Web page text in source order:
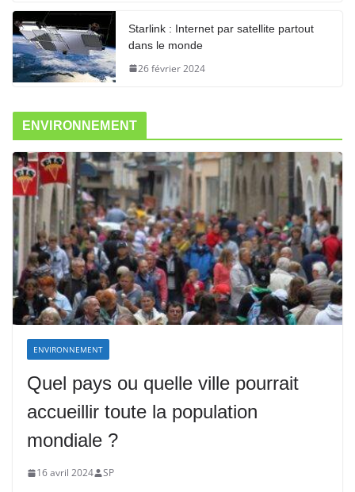
Starlink : Internet par satellite partout
dans le monde
26 février 2024
ENVIRONNEMENT
ENVIRONNEMENT
Quel pays ou quelle ville pourrait
accueillir toute la population
mondiale ?
16 avril 2024 SP